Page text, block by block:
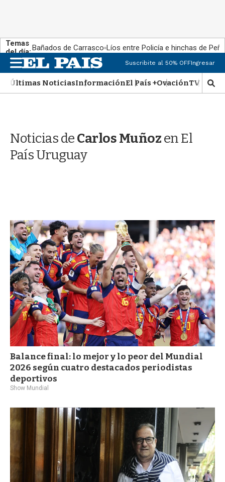
Temas
del día:Bañados de Carrasco Líos entre Policía e hinchas de
M
e
n
u
Suscribite al 50% OFFIngresar
Últimas NoticiasInformaciónEl País +OvaciónTV Show
M
o
d
a
Noticias deCarlos Muñozen El
País Uruguay
Balance final: lo mejor y lo peor del Mundial
2026 según cuatro destacados periodistas
deportivos
Show Mundial